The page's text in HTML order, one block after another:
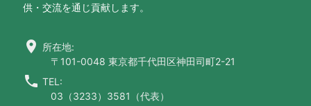
供・交流を通じ貢献します。
location_on 所在地:
〒101-0048 東京都千代田区神田司町2-21
call TEL:
03（3233）3581（代表）